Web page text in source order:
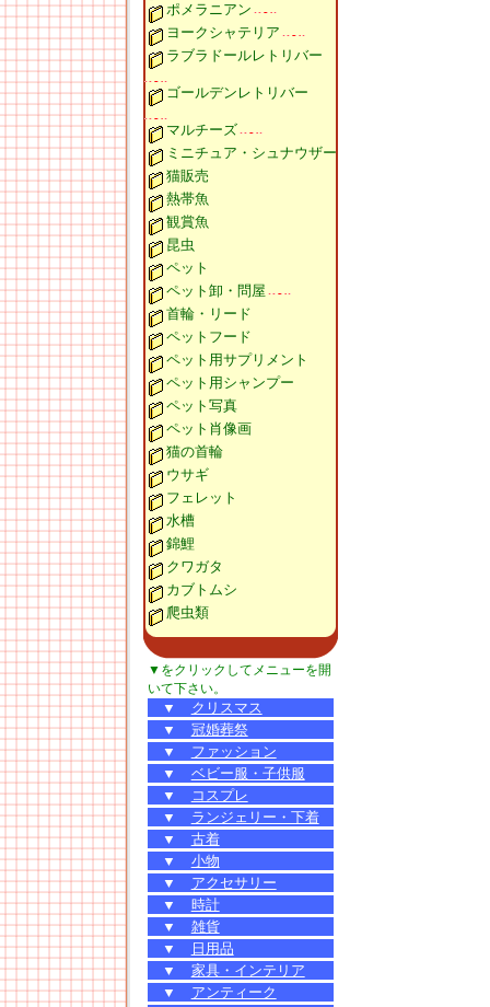
ポメラニアン
ヨークシャテリア
ラブラドールレトリバー
ゴールデンレトリバー
マルチーズ
ミニチュア・シュナウザー
猫販売
熱帯魚
観賞魚
昆虫
ペット
ペット卸・問屋
首輪・リード
ペットフード
ペット用サプリメント
ペット用シャンプー
ペット写真
ペット肖像画
猫の首輪
ウサギ
フェレット
水槽
錦鯉
クワガタ
カブトムシ
爬虫類
▼をクリックしてメニューを開
いて下さい。
▼
クリスマス
▼
冠婚葬祭
▼
ファッション
▼
ベビー服・子供服
▼
コスプレ
▼
ランジェリー・下着
▼
古着
▼
小物
▼
アクセサリー
▼
時計
▼
雑貨
▼
日用品
▼
家具・インテリア
▼
アンティーク